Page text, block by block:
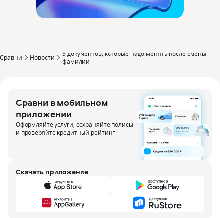
Сравни Новости
5 документов‚ которые надо менять после смены
фамилии
Сравни в мобильном
приложении
Оформляйте услуги, сохраняйте полисы
и проверяйте кредитный рейтинг
Скачать приложение